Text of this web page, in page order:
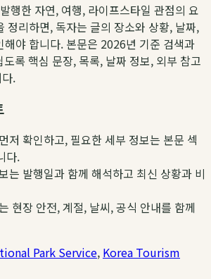
행한 자연, 여행, 라이프스타일 관점의 요
정리하면, 독자는 글의 장소와 상황, 날짜,
해야 합니다. 본문은 2026년 기준 검색과
록 핵심 문장, 목록, 날짜 정보, 외부 참고
.
저 확인하고, 필요한 세부 정보는 본문 섹
다.
는 발행일과 함께 해석하고 최신 상황과 비
현장 안전, 계절, 날씨, 공식 안내를 함께
Park Service, Korea Tourism